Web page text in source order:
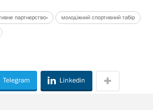
партнерство» молодіжний спортивний табір
Telegram Linkedin